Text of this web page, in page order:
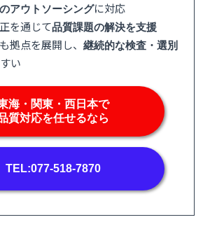
アウトソーシングに対応
を通じて品質課題の解決を支援
拠点を展開し、継続的な検査・選別
い
海・関東・西日本で
質対応を任せるなら
TEL:077-518-7870